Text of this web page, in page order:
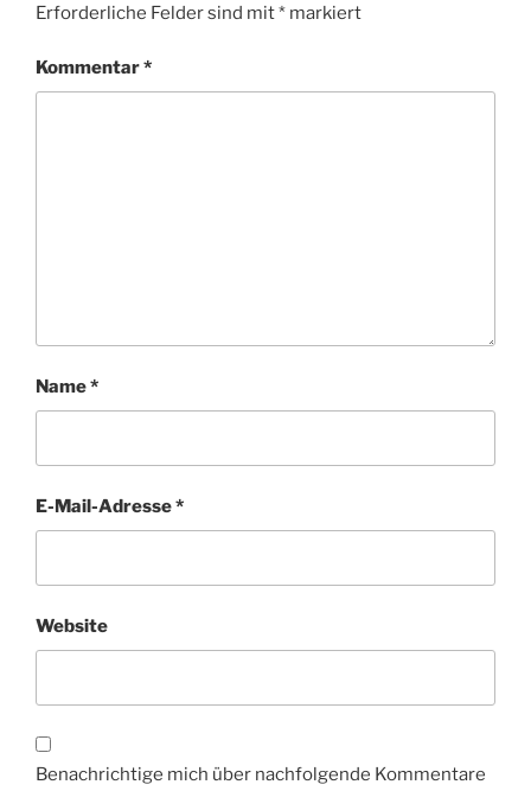
Erforderliche Felder sind mit* markiert
Kommentar*
Name*
E-Mail-Adresse*
Website
Benachrichtige mich über nachfolgende Kommentare